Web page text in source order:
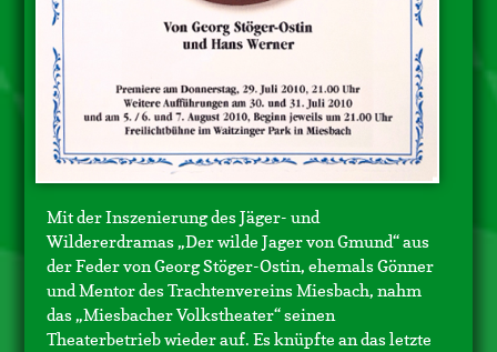
Mit der Inszenierung des Jäger- und
Wildererdramas „Der wilde Jager von Gmund“ aus
der Feder von Georg Stöger-Ostin, ehemals Gönner
und Mentor des Trachtenvereins Miesbach, nahm
das „Miesbacher Volkstheater“ seinen
Theaterbetrieb wieder auf. Es knüpfte an das letzte